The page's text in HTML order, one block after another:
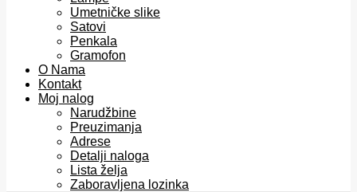
Umetničke slike
Satovi
Penkala
Gramofon
O Nama
Kontakt
Moj nalog
Narudžbine
Preuzimanja
Adrese
Detalji naloga
Lista želja
Zaboravljena lozinka